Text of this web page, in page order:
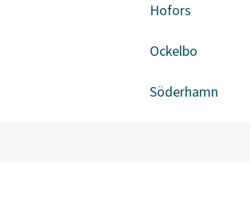
Hofors
Ockelbo
Söderhamn